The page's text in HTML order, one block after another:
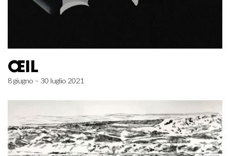
ŒIL
8 giugno – 30 luglio 2021